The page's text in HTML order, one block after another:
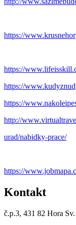
https://
https://
https://
https://
http://
urad/nabidky-prace/
https://
Kontakt
č.p.3, 431 82 Hora Sv.